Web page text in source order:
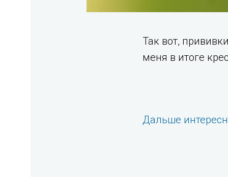
Так вот,
меня в итоге
Дальше